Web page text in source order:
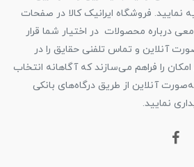
فروشگاه ایرانیک کالا در صفحات
درباره محصولات در اختیار شما قرار
آنلاین و تماس تلفنی حقایق را در
را فراهم می‌سازند که آگاهانه انتخاب
آنلاین از طریق درگاه‌های بانکی
نمایید.